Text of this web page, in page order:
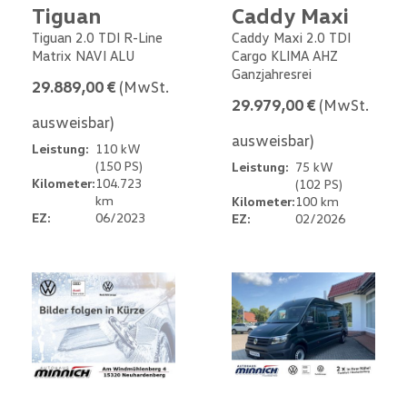
Tiguan
Tiguan 2.0 TDI R-Line
Matrix NAVI ALU
29.889,00 € (MwSt.
ausweisbar)
Leistung: 110 kW
(150 PS)
Kilometer:104.723
km
EZ:
06/2023
Caddy Maxi
Caddy Maxi 2.0 TDI
Cargo KLIMA AHZ
Ganzjahresrei
29.979,00 € (MwSt.
ausweisbar)
Leistung: 75 kW
(102 PS)
Kilometer:100 km
EZ:
02/2026